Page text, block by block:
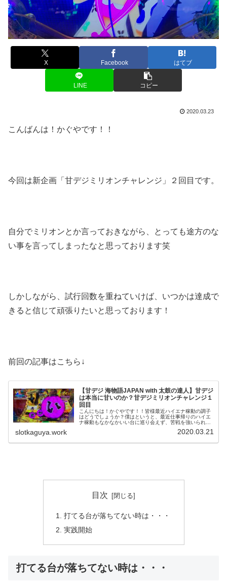
X Facebook はてブ
LINE コピー
2020.03.23
こんばんは！かぐやです！！
今回は新企画「甘デジミリオンチャレンジ」２回目です。
自分でミリオンとか言っておきながら、とっても途方のな
い事を言ってしまったなと思っております笑
しかしながら、試行回数を重ねていけば、いつかは達成で
きると信じて頑張りたいと思っております！
前回の記事はこちら↓
【甘デジ 海物語JAPAN with 太鼓の達人】甘デジ
は本当に甘いのか？甘デジミリオンチャレンジ１
回目
こんにちは！かぐやです！！皆様最近ハイエナ稼動の調子
はどうでしょうか？僕はというと、最近仕事帰りのハイエ
ナ稼動もなかなかいい台に巡り会えず、苦戦を強いられて
slotkaguya.work 2020.03.21
目次
打てる台が落ちてない時は・・・
実践開始
打てる台が落ちてない時は・・・